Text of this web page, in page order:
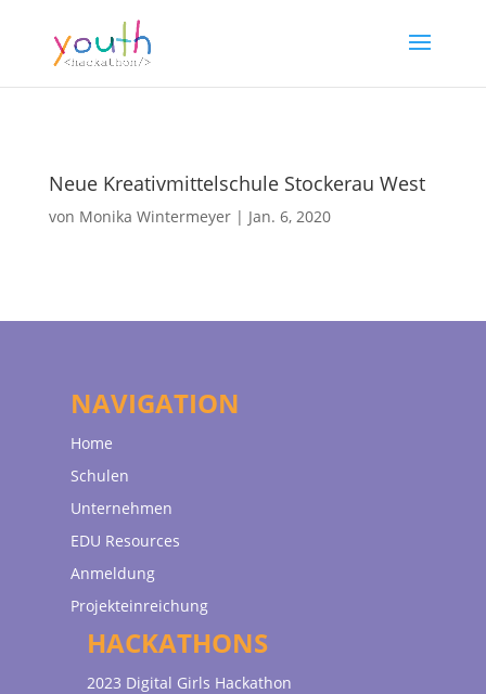
Neue Kreativmittelschule Stockerau West
von Monika Wintermeyer| Jan. 6, 2020
NAVIGATION
Home
Schulen
Unternehmen
EDU Resources
Anmeldung
Projekteinreichung
HACKATHONS
2023 Digital Girls Hackathon